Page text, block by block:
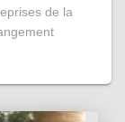
de la